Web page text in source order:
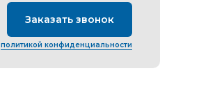
Заказать звонок
политикой конфиденциальности